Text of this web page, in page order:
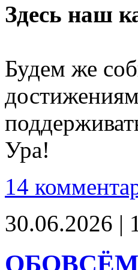
Здесь наш
Будем же
Ура!
14
30.06.2026 |